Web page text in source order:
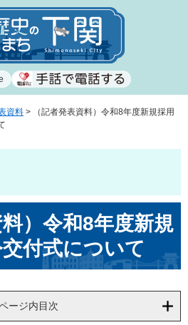
資料 >
（記者発表資料）令和8年度新規採用
料）令和8年度新規
付式について
ージ内目次